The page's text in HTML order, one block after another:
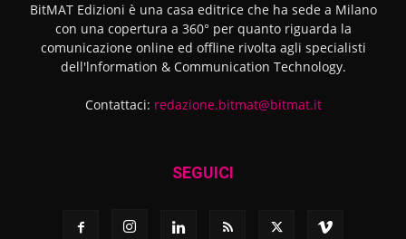
BitMAT Edizioni è una casa editrice che ha sede a Milano
con una copertura a 360° per quanto riguarda la
comunicazione online ed offline rivolta agli specialisti
dell'lnformation & Communication Technology.
Contattaci: redazione.bitmat@bitmat.it
SEGUICI